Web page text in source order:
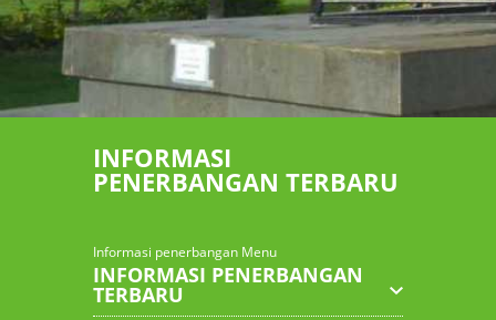
INFORMASI
PENERBANGAN TERBARU
Informasi penerbangan Menu
INFORMASI PENERBANGAN
TERBARU